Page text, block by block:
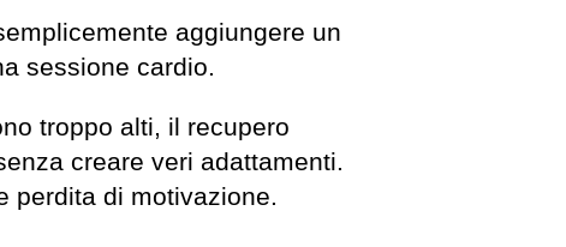
aggiungere un
sessione cardio.
troppo alti, il recupero
creare veri adattamenti.
perdita di motivazione.